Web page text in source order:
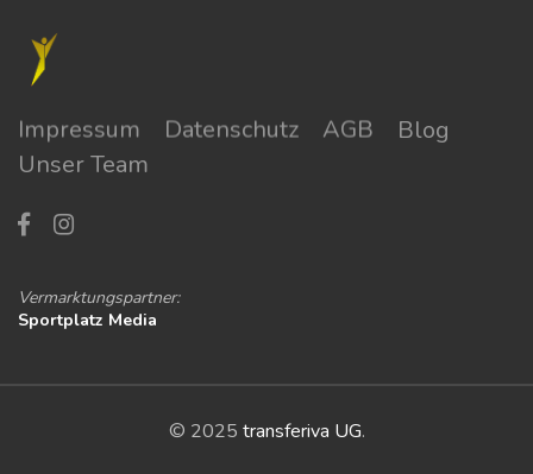
Impressum Datenschutz AGB
Blog
Unser Team
Vermarktungspartner:
Sportplatz Media
© 2025 transferiva UG.